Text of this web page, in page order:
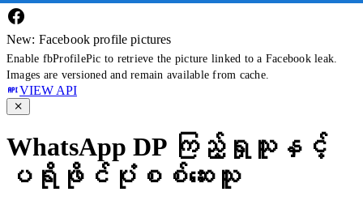
New: Facebook profile pictures
Enable fbProfilePic to retrieve the picture linked to a Facebook leak.
Images are versioned and remain available from cache.
VIEW API
WhatsApp DP ကြည့်ရှုသူနှင့်
ပရိုဖိုင်ပုံစစ်ဆေးသူ